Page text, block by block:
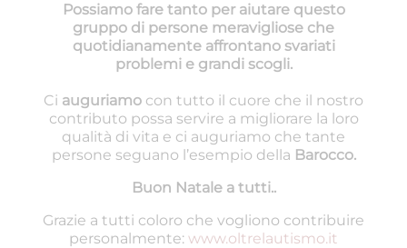
Possiamo fare tanto per aiutare questo
gruppo di persone meravigliose che
quotidianamente affrontano svariati
problemi e grandi scogli.
Ci auguriamo con tutto il cuore che il nostro
contributo possa servire a migliorare la loro
qualità di vita e ci auguriamo che tante
persone seguano l’esempio della Barocco.
Buon Natale a tutti..
Grazie a tutti coloro che vogliono contribuire
personalmente: www.oltrelautismo.it